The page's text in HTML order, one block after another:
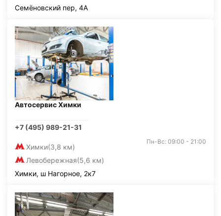
Семёновский пер, 4А
Автосервис Химки
+7 (495) 989-21-31
Химки(3,8 км)
Левобережная(5,6 км)
Пн-Вс: 09:00 - 21:00
Химки, ш Нагорное, 2к7